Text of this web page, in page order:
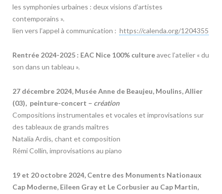
les symphonies urbaines : deux visions d’artistes
contemporains ».
lien vers l’appel à communication : https://calenda.org/1204355
Rentrée 2024-2025 : EAC Nice 100% cultureavec l’atelier « du
son dans un tableau ».
27 décembre 2024, Musée Anne de Beaujeu, Moulins, Allier
(03), peinture-concert – création
Compositions instrumentales et vocales et improvisations sur
des tableaux de grands maîtres
Natalia Ardis, chant et composition
Rémi Collin, improvisations au piano
19 et 20 octobre 2024, Centre des Monuments Nationaux
Cap Moderne, Eileen Gray et Le Corbusier au Cap Martin,